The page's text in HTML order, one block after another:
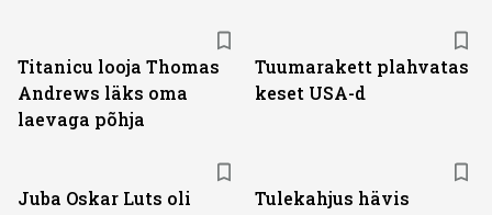
Titanicu looja Thomas
Andrews läks oma
laevaga põhja
Tuumarakett plahvatas
keset USA-d
Juba Oskar Luts oli
Tulekahjus hävis